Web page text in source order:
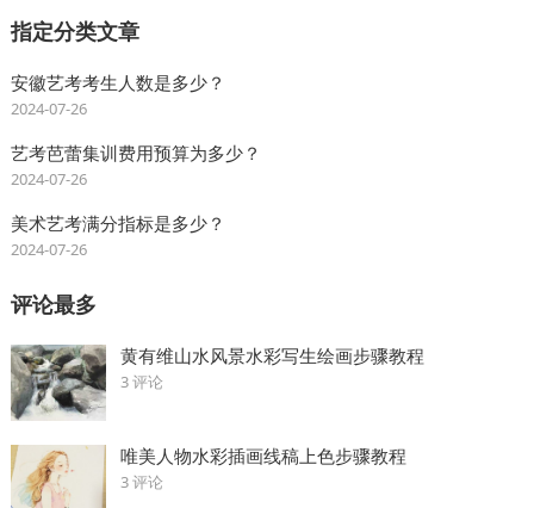
指定分类文章
安徽艺考考生人数是多少？
2024-07-26
艺考芭蕾集训费用预算为多少？
2024-07-26
美术艺考满分指标是多少？
2024-07-26
评论最多
黄有维山水风景水彩写生绘画步骤教程
3 评论
唯美人物水彩插画线稿上色步骤教程
3 评论